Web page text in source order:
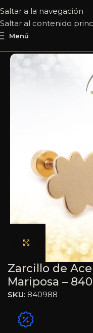
Saltar a la navegación
Saltar al contenido
Menú
Haga clic
Zarcillo de
Mariposa –
SKU: 840988